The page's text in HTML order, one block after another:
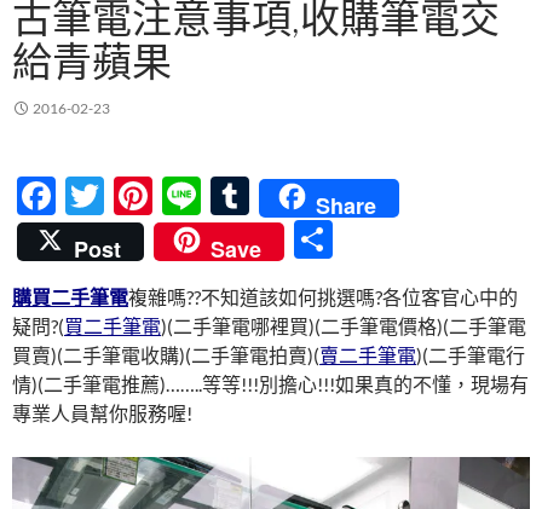
古筆電注意事項,收購筆電交
給青蘋果
2016-02-23
F
ac
e
b
o
o
k
T
w
itt
er
Pi
nt
er
es
t
Li
n
e
T
u
m
bl
r
Share
Post
Save
享
購買二手筆電複雜嗎??不知道該如何挑選嗎?各位客官心中的
疑問?(買二手筆電)(二手筆電哪裡買)(二手筆電價格)(二手筆電
買賣)(二手筆電收購)(二手筆電拍賣)(賣二手筆電)(二手筆電行
情)(二手筆電推薦)……..等等!!!別擔心!!!如果真的不懂，現場有
專業人員幫你服務喔!